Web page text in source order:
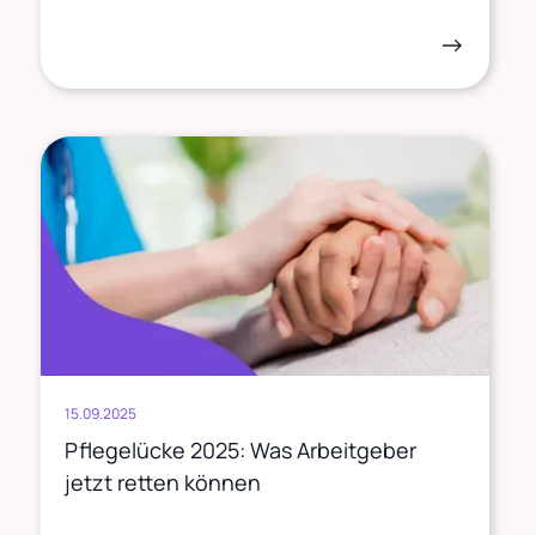
->
15.09.2025
Pflegelücke 2025: Was Arbeitgeber
jetzt retten können